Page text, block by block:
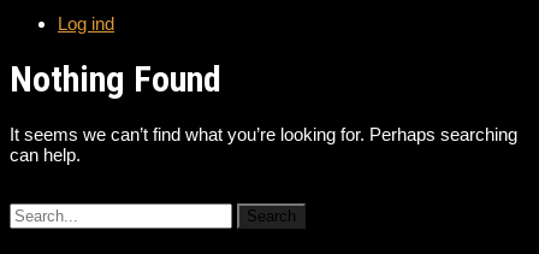
Log ind
Nothing Found
It seems we can’t find what you’re looking for. Perhaps searching
can help.